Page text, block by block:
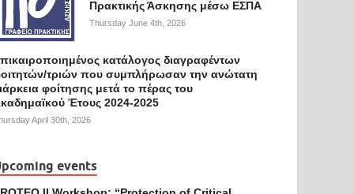
Πρακτικής Άσκησης μέσω ΕΣΠΑ
Thursday June 4th, 2026
κατάλογος διαγραφέντων
τριών που συμπλήρωσαν την ανώτατη
φοίτησης μετά το πέρας του
Έτους 2024-2025
April 30th, 2026
events